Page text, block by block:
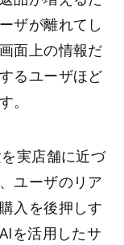
ザが離れてし
面上の情報だ
るユーザほど
。
実店舗に近づ
ユーザのリア
入を後押しす
を活用したサ